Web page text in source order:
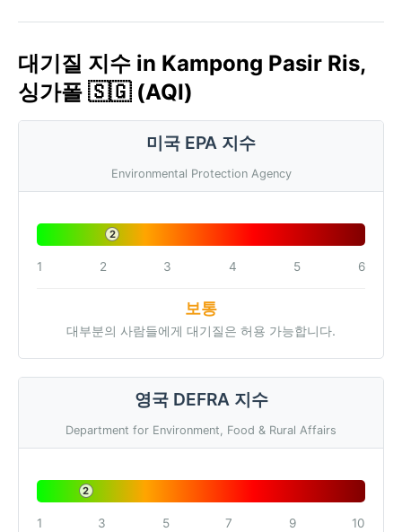
대기질 지수 in Kampong Pasir Ris,
싱가폴 🇸🇬 (AQI)
미국 EPA 지수
Environmental Protection Agency
2
1 2 3 4 5 6
보통
대부분의 사람들에게 대기질은 허용 가능합니다.
영국 DEFRA 지수
Department for Environment, Food & Rural Affairs
2
1 3 5 7 9 10